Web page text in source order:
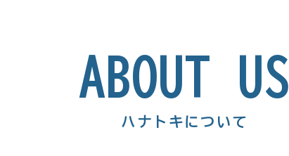
ABOUT US
ハナトキについて